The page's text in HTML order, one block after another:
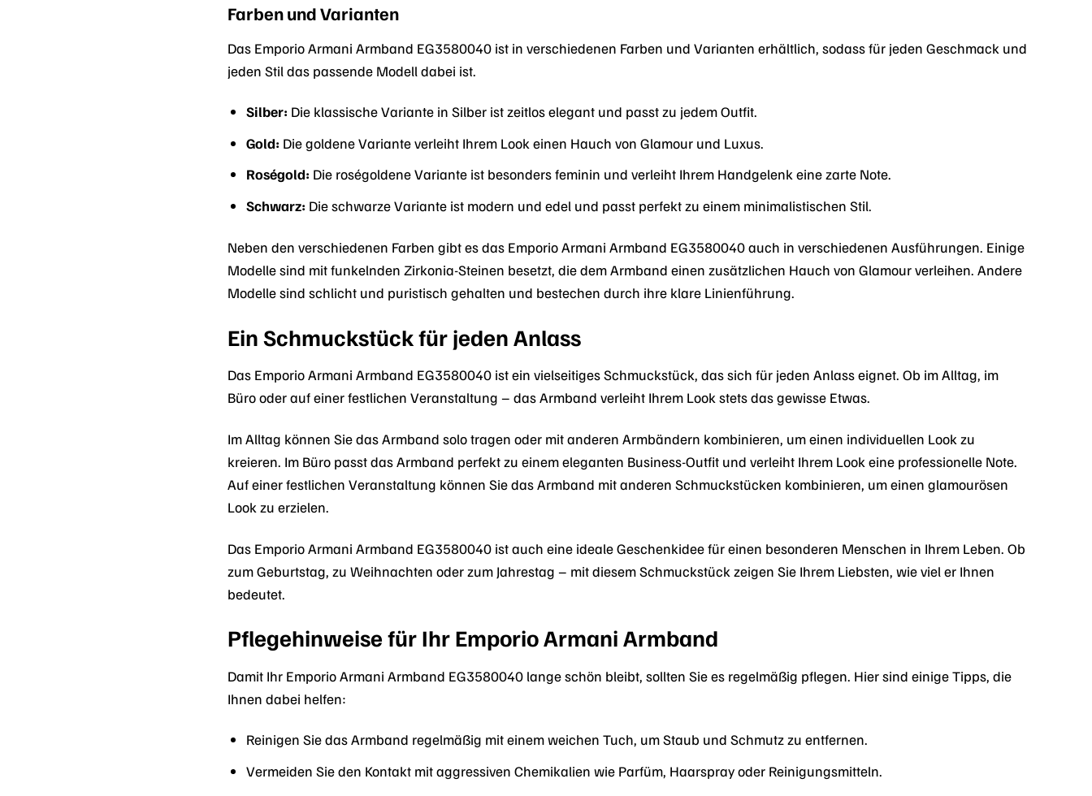
Farben und Varianten
Das Emporio Armani Armband EG3580040 ist in verschiedenen Farben und Varianten erhältlich, sodass für jeden Geschmack und
jeden Stil das passende Modell dabei ist.
Silber: Die klassische Variante in Silber ist zeitlos elegant und passt zu jedem Outfit.
Gold: Die goldene Variante verleiht Ihrem Look einen Hauch von Glamour und Luxus.
Roségold: Die roségoldene Variante ist besonders feminin und verleiht Ihrem Handgelenk eine zarte Note.
Schwarz: Die schwarze Variante ist modern und edel und passt perfekt zu einem minimalistischen Stil.
Neben den verschiedenen Farben gibt es das Emporio Armani Armband EG3580040 auch in verschiedenen Ausführungen. Einige
Modelle sind mit funkelnden Zirkonia-Steinen besetzt, die dem Armband einen zusätzlichen Hauch von Glamour verleihen. Andere
Modelle sind schlicht und puristisch gehalten und bestechen durch ihre klare Linienführung.
Ein Schmuckstück für jeden Anlass
Das Emporio Armani Armband EG3580040 ist ein vielseitiges Schmuckstück, das sich für jeden Anlass eignet. Ob im Alltag, im
Büro oder auf einer festlichen Veranstaltung – das Armband verleiht Ihrem Look stets das gewisse Etwas.
Im Alltag können Sie das Armband solo tragen oder mit anderen Armbändern kombinieren, um einen individuellen Look zu
kreieren. Im Büro passt das Armband perfekt zu einem eleganten Business-Outfit und verleiht Ihrem Look eine professionelle Note.
Auf einer festlichen Veranstaltung können Sie das Armband mit anderen Schmuckstücken kombinieren, um einen glamourösen
Look zu erzielen.
Das Emporio Armani Armband EG3580040 ist auch eine ideale Geschenkidee für einen besonderen Menschen in Ihrem Leben. Ob
zum Geburtstag, zu Weihnachten oder zum Jahrestag – mit diesem Schmuckstück zeigen Sie Ihrem Liebsten, wie viel er Ihnen
bedeutet.
Pflegehinweise für Ihr Emporio Armani Armband
Damit Ihr Emporio Armani Armband EG3580040 lange schön bleibt, sollten Sie es regelmäßig pflegen. Hier sind einige Tipps, die
Ihnen dabei helfen:
Reinigen Sie das Armband regelmäßig mit einem weichen Tuch, um Staub und Schmutz zu entfernen.
Vermeiden Sie den Kontakt mit aggressiven Chemikalien wie Parfüm, Haarspray oder Reinigungsmitteln.